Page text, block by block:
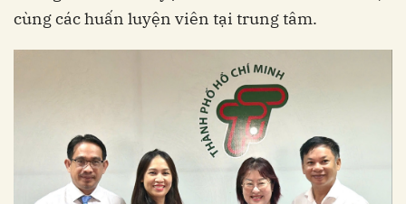
cùng các huấn luyện viên tại trung tâm.